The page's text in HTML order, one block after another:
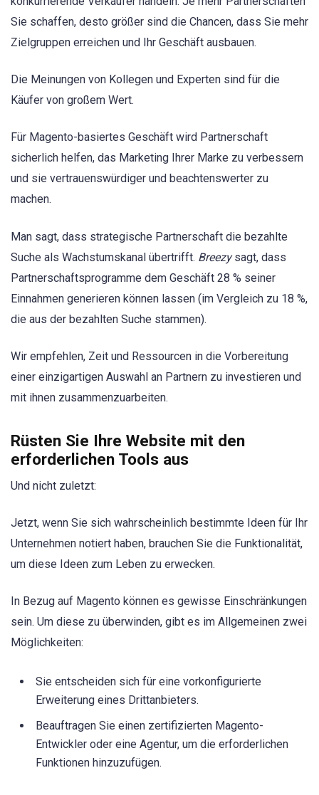
Sie schaffen, desto größer sind die Chancen, dass Sie mehr
Zielgruppen erreichen und Ihr Geschäft ausbauen.
Die Meinungen von Kollegen und Experten sind für die
Käufer von großem Wert.
Für Magento-basiertes Geschäft wird Partnerschaft
sicherlich helfen, das Marketing Ihrer Marke zu verbessern
und sie vertrauenswürdiger und beachtenswerter zu
machen.
Man sagt, dass strategische Partnerschaft die bezahlte
Suche als Wachstumskanal übertrifft. Breezysagt, dass
Partnerschaftsprogramme dem Geschäft 28 % seiner
Einnahmen generieren können lassen (im Vergleich zu 18 %,
die aus der bezahlten Suche stammen).
Wir empfehlen, Zeit und Ressourcen in die Vorbereitung
einer einzigartigen Auswahl an Partnern zu investieren und
mit ihnen zusammenzuarbeiten.
Rüsten Sie Ihre Website mit den
erforderlichen Tools aus
Und nicht zuletzt:
Jetzt, wenn Sie sich wahrscheinlich bestimmte Ideen für Ihr
Unternehmen notiert haben, brauchen Sie die Funktionalität,
um diese Ideen zum Leben zu erwecken.
In Bezug auf Magento können es gewisse Einschränkungen
sein. Um diese zu überwinden, gibt es im Allgemeinen zwei
Möglichkeiten:
Sie entscheiden sich für eine vorkonfigurierte
Erweiterung eines Drittanbieters.
Beauftragen Sie einen zertifizierten Magento-
Entwickler oder eine Agentur, um die erforderlichen
Funktionen hinzuzufügen.